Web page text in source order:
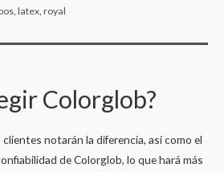
latex royal
Colorglob?
notarán la diferencia, así como el
de Colorglob, lo que hará más